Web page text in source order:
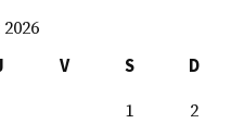
V S
D
1
2